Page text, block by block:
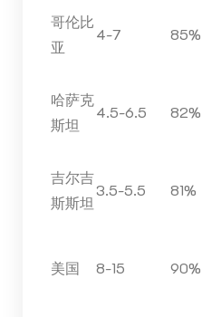
哥伦比
亚
4-7 85%
哈萨克
斯坦
4.5-6.5 82%
吉尔吉
斯斯坦
3.5-5.5 81%
美国 8-15 90%